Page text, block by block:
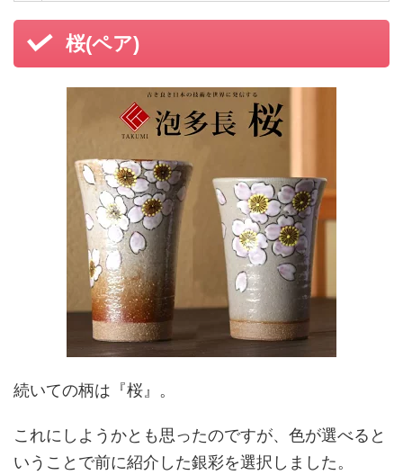
桜(ペア)
続いての柄は『桜』。
これにしようかとも思ったのですが、色が選べると
いうことで前に紹介した銀彩を選択しました。